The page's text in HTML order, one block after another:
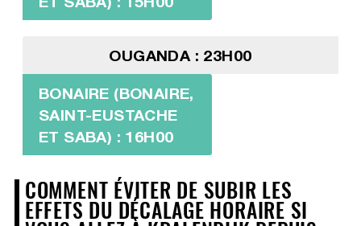
OUGANDA : 23H00
BONAIRE (BONAIRE,
SAINT-EUSTACHE
ET SABA) : 16H00
COMMENT ÉVITER DE SUBIR LES
EFFETS DU DÉCALAGE HORAIRE SI